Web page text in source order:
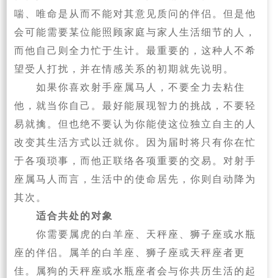
喘、唯命是从而不能对其意见质问的伴侣。但是他
会可能需要某位能照顾家庭与家人生活细节的人，
而他自己则全力忙于生计。最重要的，这种人不希
望受人打扰，并在情感关系的初期就先说明。
如果你喜欢射手座属马人，不要全力去粘住
他，就当你自己。最好能展现智力的挑战，不要轻
易就擒。但也绝不要认为你能使这位独立自主的人
改变其生活方式以迁就你。因为届时将只有你在忙
于各项琐事，而他正联络各项重要的交易。对射手
座属马人而言，生活中的使命居先，你则自动降为
其次。
适合共处的对象
你需要属虎的白羊座、天秤座、狮子座或水瓶
座的伴侣。属羊的白羊座、狮子座或天秤座者更
佳。属狗的天秤座或水瓶座者会与你共历生活的起